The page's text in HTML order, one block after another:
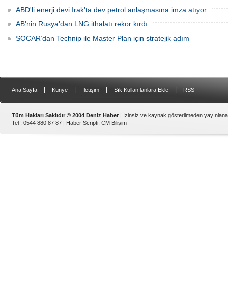
ABD'li enerji devi Irak'ta dev petrol anlaşmasına imza atıyor
AB'nin Rusya'dan LNG ithalatı rekor kırdı
SOCAR’dan Technip ile Master Plan için stratejik adım
Ana Sayfa Künye İletişim Sık Kullanılanlara Ekle RSS
Tüm Hakları Saklıdır © 2004 Deniz Haber | İzinsiz ve kaynak gösterilmeden
Tel : 0544 880 87 87 | Haber Scripti: CM Bilişim